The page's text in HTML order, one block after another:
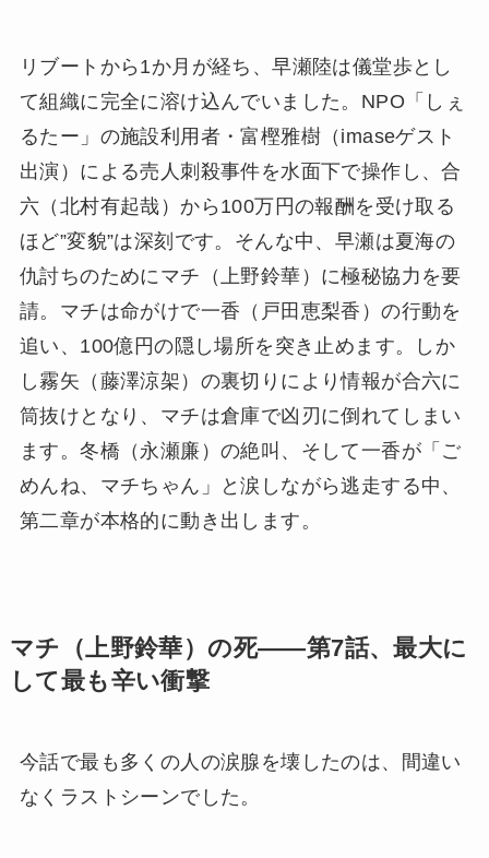
リブートから1か月が経ち、早瀬陸は儀堂歩とし
て組織に完全に溶け込んでいました。NPO「しぇ
るたー」の施設利用者・富樫雅樹（imaseゲスト
出演）による売人刺殺事件を水面下で操作し、合
六（北村有起哉）から100万円の報酬を受け取る
ほど”変貌”は深刻です。そんな中、早瀬は夏海の
仇討ちのためにマチ（上野鈴華）に極秘協力を要
請。マチは命がけで一香（戸田恵梨香）の行動を
追い、100億円の隠し場所を突き止めます。しか
し霧矢（藤澤涼架）の裏切りにより情報が合六に
筒抜けとなり、マチは倉庫で凶刃に倒れてしまい
ます。冬橋（永瀬廉）の絶叫、そして一香が「ご
めんね、マチちゃん」と涙しながら逃走する中、
第二章が本格的に動き出します。
マチ（上野鈴華）の死——第7話、最大に
して最も辛い衝撃
今話で最も多くの人の涙腺を壊したのは、間違い
なくラストシーンでした。